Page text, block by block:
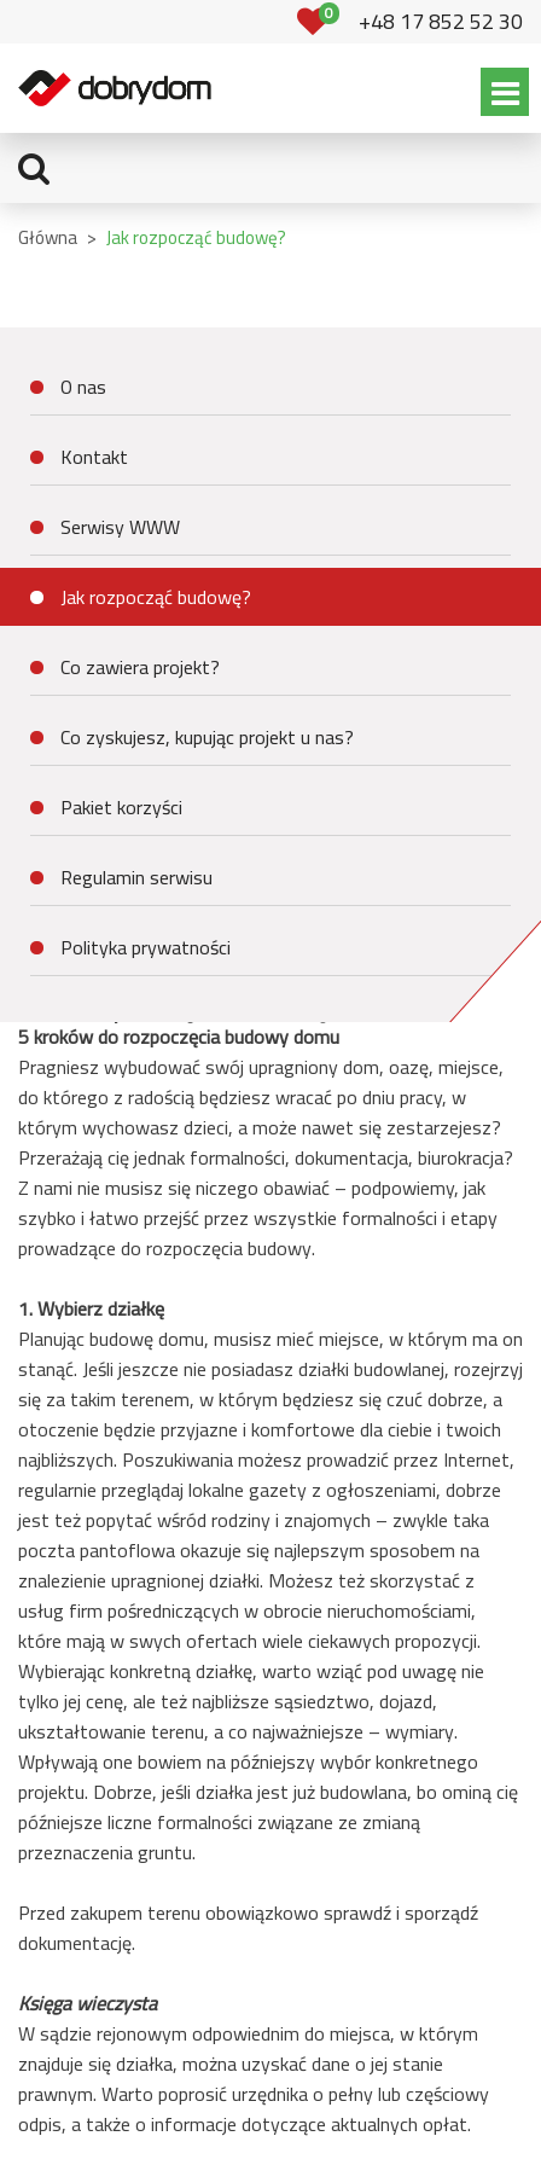
0 +48 17 852 52 30
Główna > Jak rozpocząć budowę?
O nas
Kontakt
Serwisy WWW
Jak rozpocząć budowę?
Co zawiera projekt?
Co zyskujesz, kupując projekt u nas?
Pakiet korzyści
Regulamin serwisu
Polityka prywatności
5 kroków do rozpoczęcia budowy domu
Pragniesz wybudować swój upragniony dom, oazę, miejsce,
do którego z radością będziesz wracać po dniu pracy, w
którym wychowasz dzieci, a może nawet się zestarzejesz?
Przerażają cię jednak formalności, dokumentacja, biurokracja?
Z nami nie musisz się niczego obawiać – podpowiemy, jak
szybko i łatwo przejść przez wszystkie formalności i etapy
prowadzące do rozpoczęcia budowy.
1. Wybierz działkę
Planując budowę domu, musisz mieć miejsce, w którym ma on
stanąć. Jeśli jeszcze nie posiadasz działki budowlanej, rozejrzyj
się za takim terenem, w którym będziesz się czuć dobrze, a
otoczenie będzie przyjazne i komfortowe dla ciebie i twoich
najbliższych. Poszukiwania możesz prowadzić przez Internet,
regularnie przeglądaj lokalne gazety z ogłoszeniami, dobrze
jest też popytać wśród rodziny i znajomych – zwykle taka
poczta pantoflowa okazuje się najlepszym sposobem na
znalezienie upragnionej działki. Możesz też skorzystać z
usług firm pośredniczących w obrocie nieruchomościami,
które mają w swych ofertach wiele ciekawych propozycji.
Wybierając konkretną działkę, warto wziąć pod uwagę nie
tylko jej cenę, ale też najbliższe sąsiedztwo, dojazd,
ukształtowanie terenu, a co najważniejsze – wymiary.
Wpływają one bowiem na późniejszy wybór konkretnego
projektu. Dobrze, jeśli działka jest już budowlana, bo ominą cię
późniejsze liczne formalności związane ze zmianą
przeznaczenia gruntu.
Przed zakupem terenu obowiązkowo sprawdź i sporządź
dokumentację.
Księga wieczysta
W sądzie rejonowym odpowiednim do miejsca, w którym
znajduje się działka, można uzyskać dane o jej stanie
prawnym. Warto poprosić urzędnika o pełny lub częściowy
odpis, a także o informacje dotyczące aktualnych opłat.